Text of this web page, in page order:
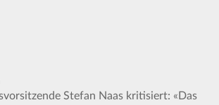
Stefan Naas kritisiert: «Das